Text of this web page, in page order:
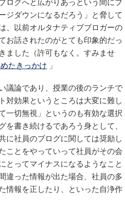
ログへと広がりあっという間にブ
ジダウンになるだろう」と脅して
、以前オルタナティブブロガーの
お話されたのがとても印象的だっ
ました（許可もなく。すみませ
たきっかけ 」
議論であり、授業の後のランチで
対効果というところは大変に難し
一切無視」というのも有効な選択
を書き続けるであろう身として、
に社員のブログに関しては奨励し
ことをやっていって社員がその会
とってマイナスになるようなこと
違った情報が出た場合、社員の多
情報を正したり、といった自浄作